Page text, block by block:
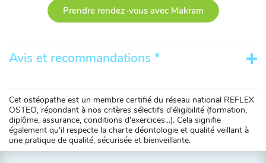
Prendre rendez-vous avec Makram
Avis et recommandations *
Cet ostéopathe est un membre certifié du réseau national REFLEX
OSTEO, répondant à nos critères sélectifs d'éligibilité (formation,
diplôme, assurance, conditions d'exercices...). Cela signifie
également qu'il respecte la charte déontologie et qualité veillant à
une pratique de qualité, sécurisée et bienveillante.